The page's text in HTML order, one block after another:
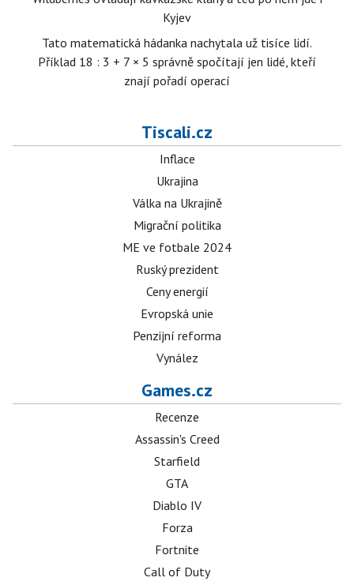
Kyjev
Tato matematická hádanka nachytala už tisíce lidí.
Příklad 18 : 3 + 7 × 5 správně spočítají jen lidé, kteří
znají pořadí operací
Tiscali.cz
Inflace
Ukrajina
Válka na Ukrajině
Migrační politika
ME ve fotbale 2024
Ruský prezident
Ceny energií
Evropská unie
Penzijní reforma
Vynález
Games.cz
Recenze
Assassin's Creed
Starfield
GTA
Diablo IV
Forza
Fortnite
Call of Duty